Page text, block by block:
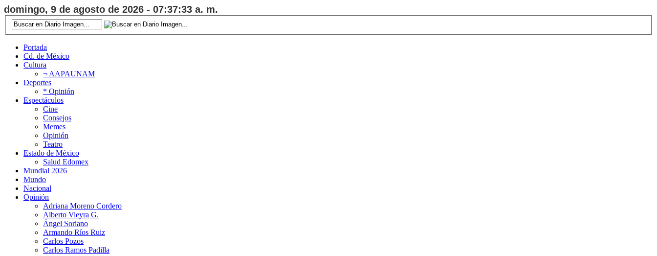
domingo, 9 de agosto de 2026 - 07:37:34 a. m.
Portada
Cd. de México
Cultura
¬ AAPAUNAM
Deportes
* Opinión
Espectáculos
Cine
Consejos
Memes
Opinión
Teatro
Estado de México
Salud Edomex
Mundial 2026
Mundo
Nacional
Opinión
Adriana Moreno Cordero
Alberto Vieyra G.
Ángel Soriano
Armando Ríos Ruiz
Carlos Pozos
Carlos Ramos Padilla